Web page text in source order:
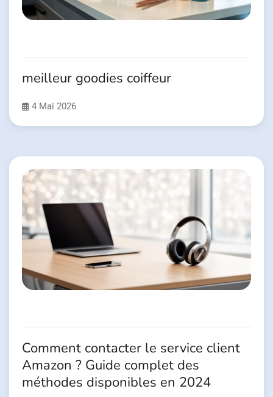
meilleur goodies coiffeur
4 Mai 2026
Comment contacter le service client
Amazon ? Guide complet des
méthodes disponibles en 2024